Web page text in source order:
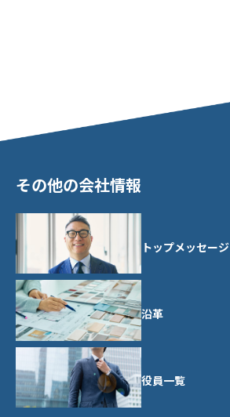
その他の会社情報
トップメッセージ
沿革
役員一覧